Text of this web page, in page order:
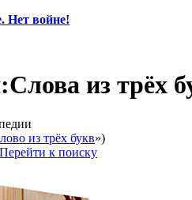
Нет войне!
из трёх
из трёх букв»)
Перейти к поиску